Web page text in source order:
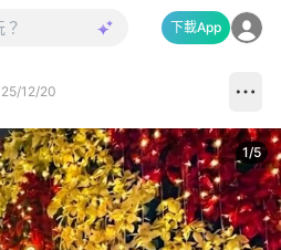
下載App
12/20
1/5